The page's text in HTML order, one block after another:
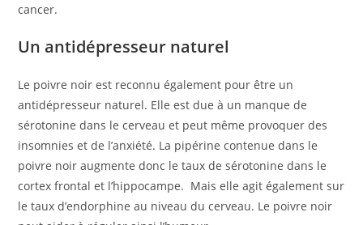
cancer.
Un antidépresseur naturel
Le poivre noir est reconnu également pour être un
antidépresseur naturel. Elle est due à un manque de
sérotonine dans le cerveau et peut même provoquer des
insomnies et de l’anxiété. La pipérine contenue dans le
poivre noir augmente donc le taux de sérotonine dans le
cortex frontal et l’hippocampe. Mais elle agit également sur
le taux d’endorphine au niveau du cerveau. Le poivre noir